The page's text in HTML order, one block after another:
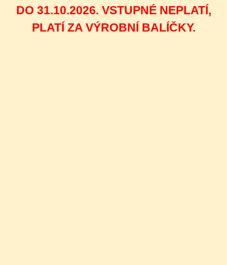
DO 31.10.2026. VSTUPNÉ NEPLATÍ,
PLATÍ ZA VÝROBNÍ BALÍČKY.